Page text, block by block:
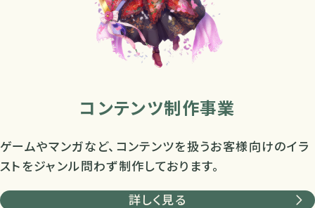
コンテンツ制作事業
ゲームやマンガなど、コンテンツを扱うお客様向けのイラ
ストをジャンル問わず制作しております。
詳しく見る